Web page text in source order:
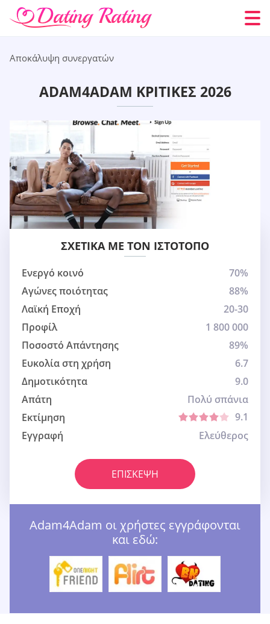
Αποκάλυψη συνεργατών
ADAM4ADAM ΚΡΙΤΙΚΈΣ 2026
ΣΧΕΤΙΚΆ ΜΕ ΤΟΝ ΙΣΤΌΤΟΠΟ
Ενεργό κοινό
70%
Αγώνες ποιότητας
88%
Λαϊκή Εποχή
20-30
Προφίλ
1 800 000
Ποσοστό Απάντησης
89%
Ευκολία στη χρήση
6.7
Δημοτικότητα
9.0
Απάτη
Πολύ σπάνια
Εκτίμηση
9.1
Εγγραφή
Ελεύθερος
ΕΠΊΣΚΕΨΗ
Adam4Adam οι χρήστες εγγράφονται
και εδώ: